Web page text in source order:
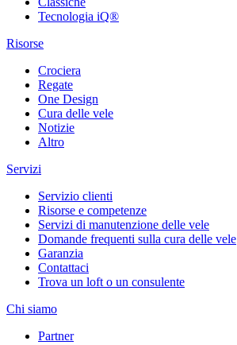
Tecnologia iQ®
Risorse
Crociera
Regate
One Design
Cura delle vele
Notizie
Altro
Servizi
Servizio clienti
Risorse e competenze
Servizi di manutenzione delle vele
Domande frequenti sulla cura delle vele
Garanzia
Contattaci
Trova un loft o un consulente
Chi siamo
Partner